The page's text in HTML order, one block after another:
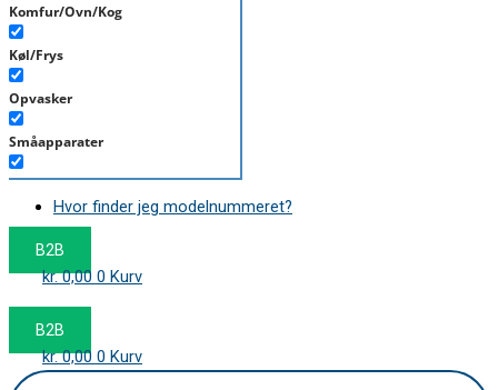
Komfur/Ovn/Kog
Køl/Frys
Opvasker
Småapparater
Støvsuger
Tørretumbler
Tilbehør/Plejemidler
Hvor finder jeg modelnummeret?
B2B
kr.0,00 0 Kurv
B2B
kr.0,00 0 Kurv